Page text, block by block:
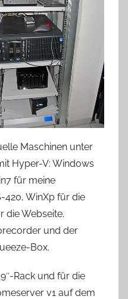
Maschinen unter
Hyper-V: Windows
für meine
420, WinXp für die
die Webseite.
und der
Box.
Rack und für die
v1 auf dem